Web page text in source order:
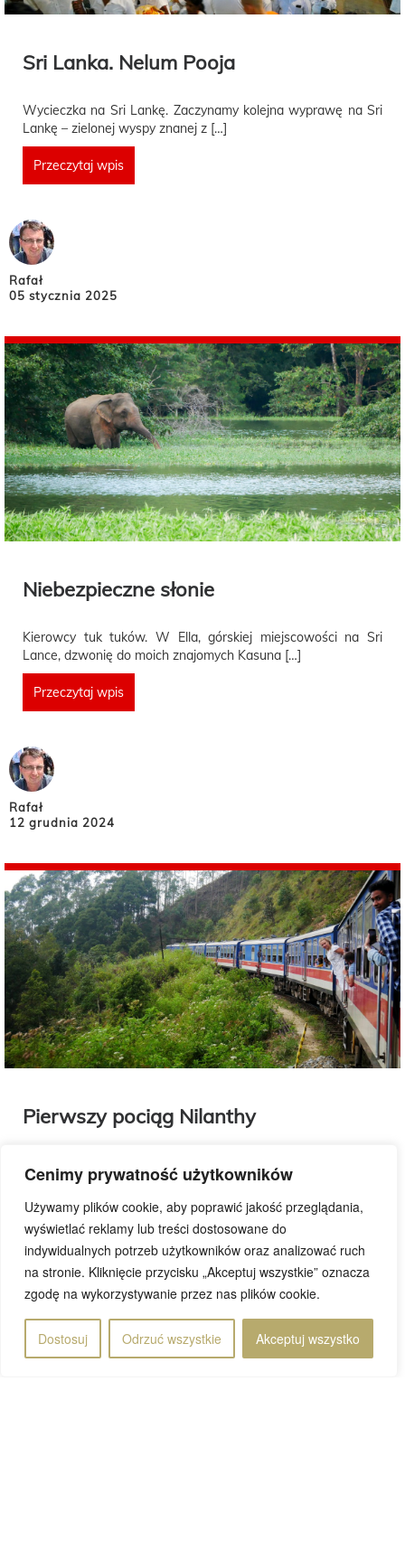
Cenimy prywatność użytkowników
Używamy plików cookie, aby poprawić jakość przeglądania,
wyświetlać reklamy lub treści dostosowane do
indywidualnych potrzeb użytkowników oraz analizować ruch
na stronie. Kliknięcie przycisku „Akceptuj wszystkie” oznacza
zgodę na wykorzystywanie przez nas plików cookie.
Dostosuj Odrzuć wszystkie Akceptuj wszystko
Sri Lanka. Nelum Pooja
Wycieczka na Sri Lankę. Zaczynamy kolejna wyprawę na Sri
Lankę – zielonej wyspy znanej z […]
Przeczytaj wpis
Rafał
05 stycznia 2025
Niebezpieczne słonie
Kierowcy tuk tuków. W Ella, górskiej miejscowości na Sri
Lance, dzwonię do moich znajomych Kasuna […]
Przeczytaj wpis
Rafał
12 grudnia 2024
Pierwszy pociąg Nilanthy
Ambuluwawa. W drodze z Kandy do Nanu Oya zatrzymujemy
się przy wodospadzie Ramboda, ale wcześnie […]
Przeczytaj wpis
Rafał
09 grudnia 2024